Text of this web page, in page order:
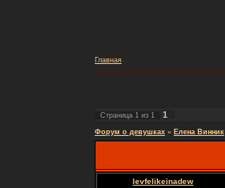
Главная
Страница 1 из 1 1
Форум о девушках » Елена Винник
levfelikeinadew